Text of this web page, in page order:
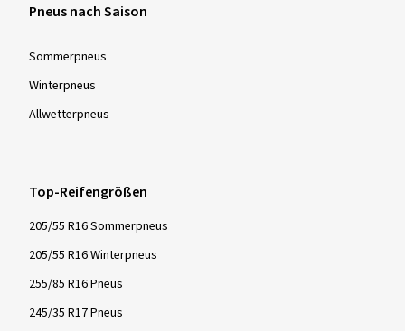
Pneus nach Saison
Sommer­pneus
Winter­pneus
Allwetter­pneus
Top-Reifengrößen
205/55 R16 Sommerpneus
205/55 R16 Winterpneus
255/85 R16 Pneus
245/35 R17 Pneus